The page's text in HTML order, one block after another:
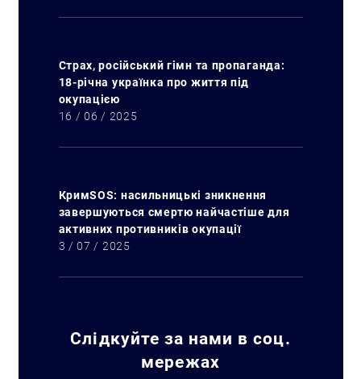
Страх, російський гімн та пропаганда:
18-річна українка про життя під
окупацією
16 / 06 / 2025
КримSOS: насильницькі зникнення
завершуються смертю найчастіше для
активних противників окупації
3 / 07 / 2025
Слідкуйте за нами в соц.
мережах